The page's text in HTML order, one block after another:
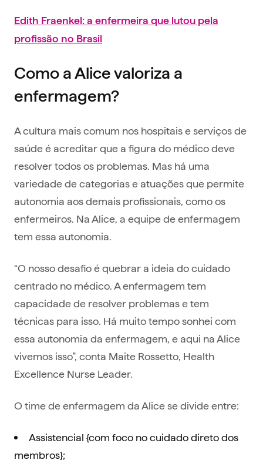
Edith Fraenkel: a enfermeira que lutou pela
profissão no Brasil
Como a Alice valoriza a
enfermagem?
A cultura mais comum nos hospitais e serviços de
saúde é acreditar que a figura do médico deve
resolver todos os problemas. Mas há uma
variedade de categorias e atuações que permite
autonomia aos demais profissionais, como os
enfermeiros. Na Alice, a equipe de enfermagem
tem essa autonomia.
“O nosso desafio é quebrar a ideia do cuidado
centrado no médico. A enfermagem tem
capacidade de resolver problemas e tem
técnicas para isso. Há muito tempo sonhei com
essa autonomia da enfermagem, e aqui na Alice
vivemos isso”, conta Maite Rossetto, Health
Excellence Nurse Leader.
O time de enfermagem da Alice se divide entre:
Assistencial {com foco no cuidado direto dos
membros};